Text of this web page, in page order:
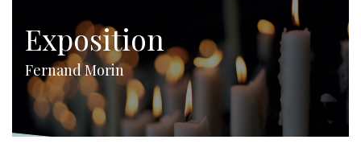
Exposition
Fernand Morin